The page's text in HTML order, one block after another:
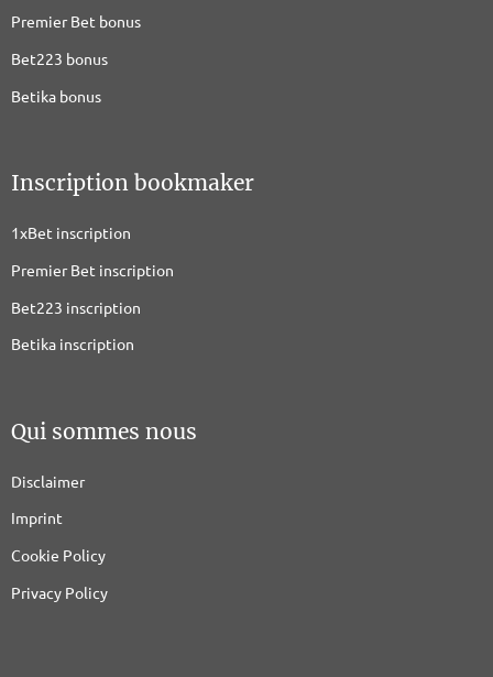
Premier Bet bonus
Bet223 bonus
Betika bonus
Inscription bookmaker
1xBet inscription
Premier Bet inscription
Bet223 inscription
Betika inscription
Qui sommes nous
Disclaimer
Imprint
Cookie Policy
Privacy Policy